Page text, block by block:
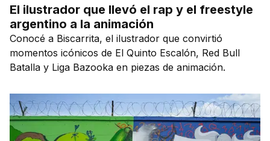
El ilustrador que llevó el rap y el freestyle
argentino a la animación
Conocé a Biscarrita, el ilustrador que convirtió
momentos icónicos de El Quinto Escalón, Red Bull
Batalla y Liga Bazooka en piezas de animación.